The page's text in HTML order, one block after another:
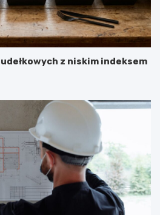
z niskim indeksem